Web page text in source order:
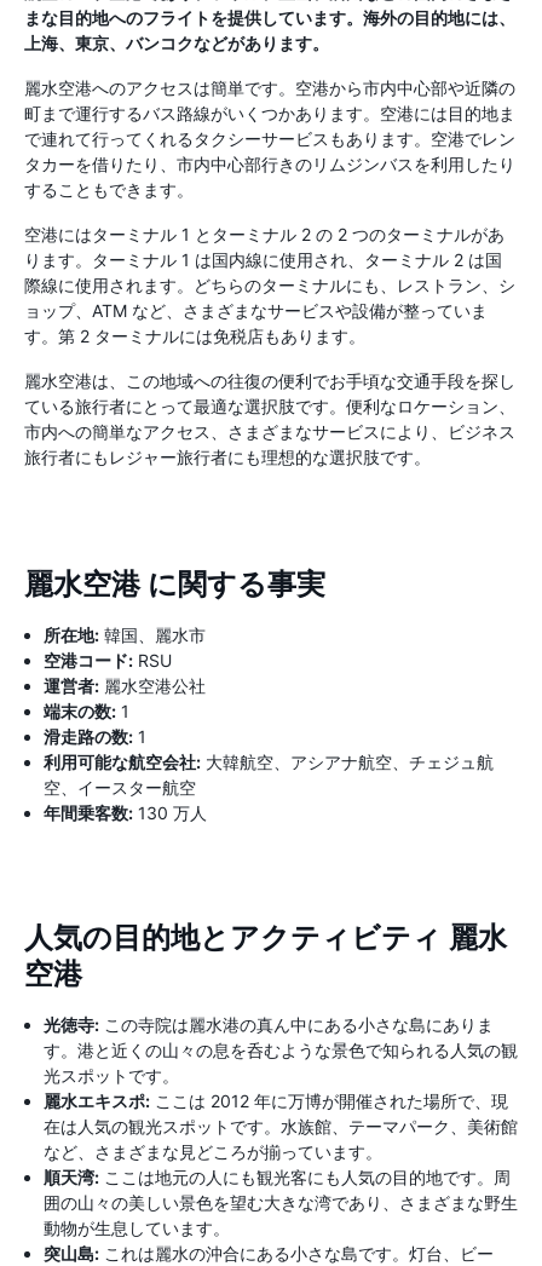
まな目的地へのフライトを提供しています。海外の目的地には、
上海、東京、バンコクなどがあります。
麗水空港へのアクセスは簡単です。空港から市内中心部や近隣の
町まで運行するバス路線がいくつかあります。空港には目的地ま
で連れて行ってくれるタクシーサービスもあります。空港でレン
タカーを借りたり、市内中心部行きのリムジンバスを利用したり
することもできます。
空港にはターミナル 1 とターミナル 2 の 2 つのターミナルがあ
ります。ターミナル 1 は国内線に使用され、ターミナル 2 は国
際線に使用されます。どちらのターミナルにも、レストラン、シ
ョップ、ATM など、さまざまなサービスや設備が整っていま
す。第 2 ターミナルには免税店もあります。
麗水空港は、この地域への往復の便利でお手頃な交通手段を探し
ている旅行者にとって最適な選択肢です。便利なロケーション、
市内への簡単なアクセス、さまざまなサービスにより、ビジネス
旅行者にもレジャー旅行者にも理想的な選択肢です。
麗水空港 に関する事実
所在地: 韓国、麗水市
空港コード: RSU
運営者: 麗水空港公社
端末の数: 1
滑走路の数: 1
利用可能な航空会社: 大韓航空、アシアナ航空、チェジュ航
空、イースター航空
年間乗客数: 130 万人
人気の目的地とアクティビティ 麗水
空港
光徳寺: この寺院は麗水港の真ん中にある小さな島にありま
す。港と近くの山々の息を呑むような景色で知られる人気の観
光スポットです。
麗水エキスポ: ここは 2012 年に万博が開催された場所で、現
在は人気の観光スポットです。水族館、テーマパーク、美術館
など、さまざまな見どころが揃っています。
順天湾: ここは地元の人にも観光客にも人気の目的地です。周
囲の山々の美しい景色を望む大きな湾であり、さまざまな野生
動物が生息しています。
突山島: これは麗水の沖合にある小さな島です。灯台、ビー